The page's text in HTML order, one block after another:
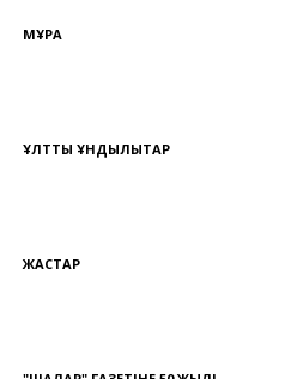
МҰРА
ҰЛТТЫҚ ҚҰНДЫЛЫҚТАР
ЖАСТАР